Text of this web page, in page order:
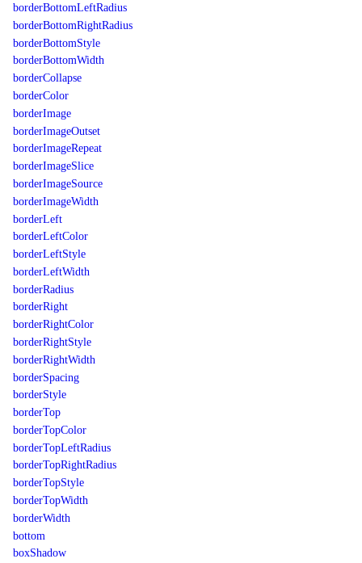
borderBottomLeftRadius
borderBottomRightRadius
borderBottomStyle
borderBottomWidth
borderCollapse
borderColor
borderImage
borderImageOutset
borderImageRepeat
borderImageSlice
borderImageSource
borderImageWidth
borderLeft
borderLeftColor
borderLeftStyle
borderLeftWidth
borderRadius
borderRight
borderRightColor
borderRightStyle
borderRightWidth
borderSpacing
borderStyle
borderTop
borderTopColor
borderTopLeftRadius
borderTopRightRadius
borderTopStyle
borderTopWidth
borderWidth
bottom
boxShadow